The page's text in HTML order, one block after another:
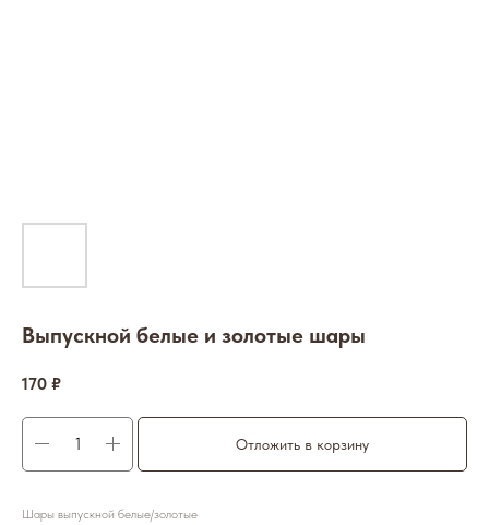
Выпускной белые и золотые шары
170 ₽
Отложить в корзину
Шары выпускной белые/золотые